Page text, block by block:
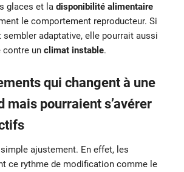
glaces et la disponibilité alimentaire
le comportement reproducteur. Si
adaptative, elle pourrait aussi
contre un climat instable.
qui changent à une
mais pourraient s’avérer
simple ajustement. En effet, les
ce rythme de modification comme le